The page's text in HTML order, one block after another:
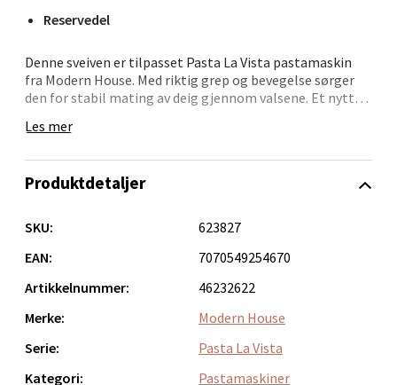
Reservedel
Denne sveiven er tilpasset Pasta La Vista pastamaskin
fra Modern House. Med riktig grep og bevegelse sørger
den for stabil mating av deig gjennom valsene. Et nyttig
Les mer
Produktdetaljer
SKU:
623827
EAN:
7070549254670
Artikkelnummer:
46232622
Merke:
Modern House
Serie:
Pasta La Vista
Kategori:
Pastamaskiner
Velg
Molde - Moldetorget
Torget 1, 6413 Molde
Åpent i dag 10-20